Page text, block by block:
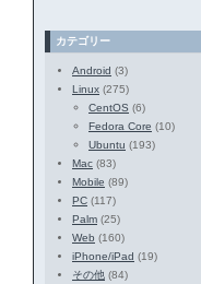
カテゴリー
Android (3)
Linux (275)
CentOS (6)
Fedora Core (10)
Ubuntu (193)
Mac (83)
Mobile (89)
PC (117)
Palm (25)
Web (160)
iPhone/iPad (19)
その他 (84)